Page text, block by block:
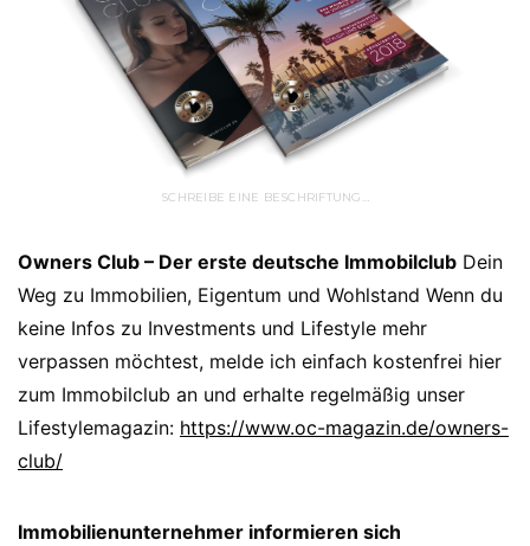
SCHREIBE EINE BESCHRIFTUNG…
Owners Club – Der erste deutsche Immobilclub Dein
Weg zu Immobilien, Eigentum und Wohlstand Wenn du
keine Infos zu Investments und Lifestyle mehr
verpassen möchtest, melde ich einfach kostenfrei hier
zum Immobilclub an und erhalte regelmäßig unser
Lifestylemagazin: https://www.oc-magazin.de/owners-
club/
Immobilienunternehmer informieren sich